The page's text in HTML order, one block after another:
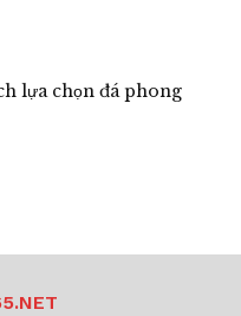
lựa chọn đá phong